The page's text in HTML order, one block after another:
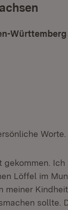
Württemberg
Worte.
Löffel im
meiner
sollte.